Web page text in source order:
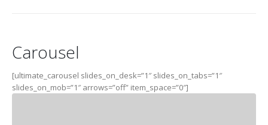
Carousel
[ultimate_carousel slides_on_desk=”1″ slides_on_tabs=”1″
slides_on_mob=”1″ arrows=”off” item_space=”0″]